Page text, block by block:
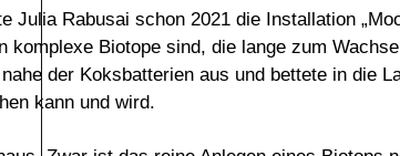
Julia Rabusai schon 2021 die Installation
komplexe Biotope sind, die lange zum
der Koksbatterien aus und bettete in die
kann und wird.